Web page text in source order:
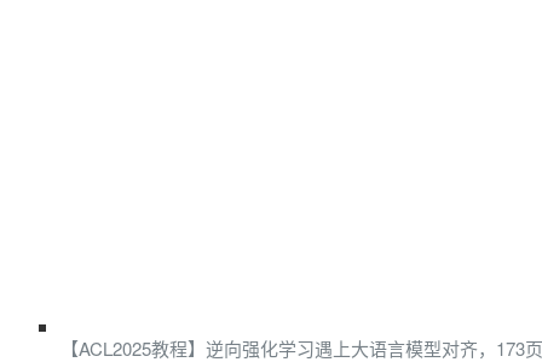
【ACL2025教程】逆向强化学习遇上大语言模型对齐，173